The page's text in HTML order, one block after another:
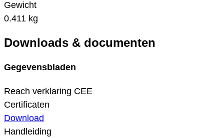
Gewicht
0.411 kg
Downloads & documenten
Gegevensbladen
Reach verklaring CEE
Certificaten
Download
Handleiding